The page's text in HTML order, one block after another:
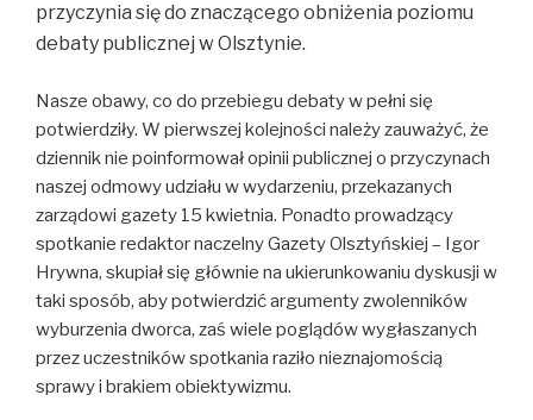
przyczynia się do znaczącego obniżenia poziomu
debaty publicznej w Olsztynie.
Nasze obawy, co do przebiegu debaty w pełni się
potwierdziły. W pierwszej kolejności należy zauważyć, że
dziennik nie poinformował opinii publicznej o przyczynach
naszej odmowy udziału w wydarzeniu, przekazanych
zarządowi gazety 15 kwietnia. Ponadto prowadzący
spotkanie redaktor naczelny Gazety Olsztyńskiej – Igor
Hrywna, skupiał się głównie na ukierunkowaniu dyskusji w
taki sposób, aby potwierdzić argumenty zwolenników
wyburzenia dworca, zaś wiele poglądów wygłaszanych
przez uczestników spotkania raziło nieznajomością
sprawy i brakiem obiektywizmu.